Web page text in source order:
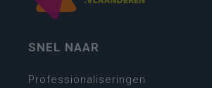
SNEL NAAR
Professionaliseringen